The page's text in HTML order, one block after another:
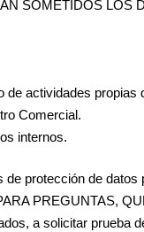
SOMETIDOS LOS
de actividades propias
Comercial.
internos.
protección de
PREGUNTAS,
a solicitar prueba